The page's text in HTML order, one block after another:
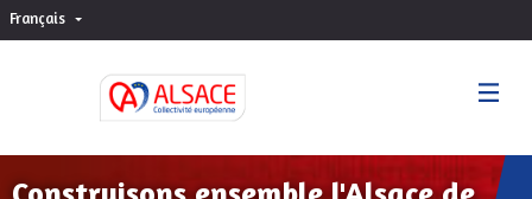
Français Choisir la langue